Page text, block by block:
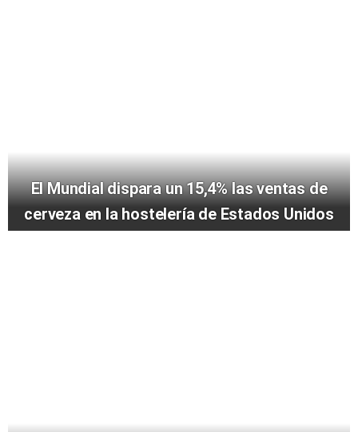
El Mundial dispara un 15,4% las ventas de
cerveza en la hostelería de Estados Unidos